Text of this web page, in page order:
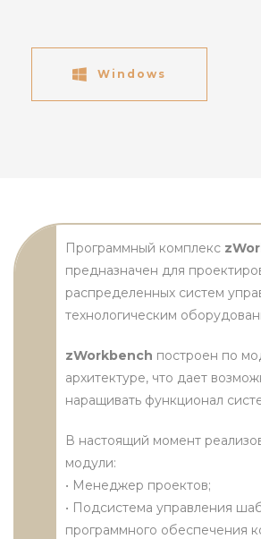
Windows
Программный комплекс
предназначен для
распределенных систем
технологическим
zWorkbench построен по
архитектуре, что дает
наращивать функционал
В настоящий момент
модули:
• Менеджер проектов;
• Подсистема управления
программного обеспечения